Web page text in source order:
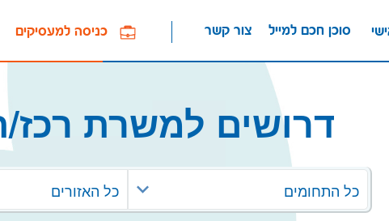
כניסה למעסיקים צור קשר סוכן חכם למייל
דרושים למשרת רכז/ת
כל התחומים כל האזורים